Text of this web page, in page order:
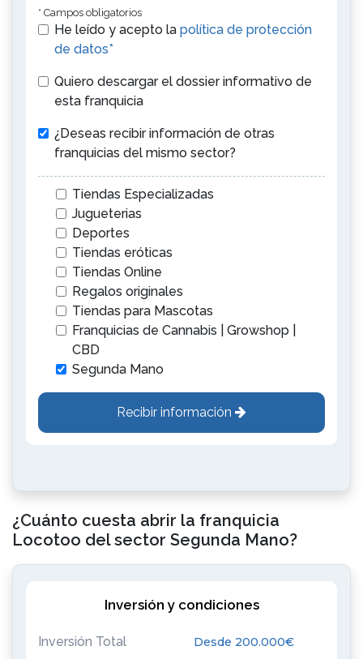
* Campos obligatorios
He leído y acepto la política de protección
de datos*
Quiero descargar el dossier informativo de
esta franquicia
¿Deseas recibir información de otras
franquicias del mismo sector?
Tiendas Especializadas
Jugueterias
Deportes
Tiendas eróticas
Tiendas Online
Regalos originales
Tiendas para Mascotas
Franquicias de Cannabis | Growshop |
CBD
Segunda Mano
Recibir información
¿Cuánto cuesta abrir la franquicia
Locotoo del sector Segunda Mano?
Inversión y condiciones
Inversión Total Desde 200.000€